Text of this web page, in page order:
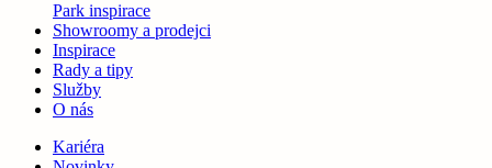
Park inspirace
Showroomy a prodejci
Inspirace
Rady a tipy
Služby
O nás
Kariéra